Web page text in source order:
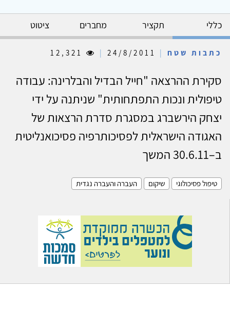
כללי תקציר מחברים ציטוט
כתבות שטח |
|
סקירת ההרצאה "חייל הבדיל והבלרינה: עבודה
טיפולית ונכות התפתחותית" שניתנה על ידי
יצחק הירשברג במסגרת סדרת הרצאות של
האגודה הישראלית לפסיכותרפיה פסיכואנליטית
ב–30.6.11
המשך
טיפול פסיכולוגי שיקום העברה והעברה נגדית